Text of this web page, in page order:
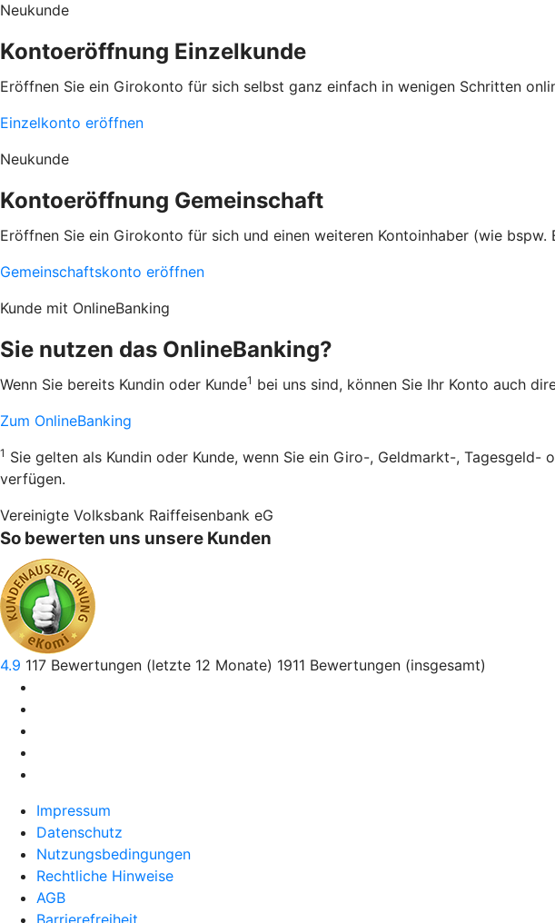
Neukunde
Kontoeröffnung Einzelkunde
Eröffnen Sie ein Girokonto für sich selbst ganz einfach in wenigen Schritten
Einzelkonto eröffnen
Neukunde
Kontoeröffnung Gemeinschaft
Eröffnen Sie ein Girokonto für sich und einen weiteren Kontoinhaber (wie
Gemeinschaftskonto eröffnen
Kunde mit OnlineBanking
Sie nutzen das OnlineBanking?
Wenn Sie bereits Kundin oder Kunde1 bei uns sind, können Sie Ihr Konto auch
Zum OnlineBanking
1 Sie gelten als Kundin oder Kunde, wenn Sie ein Giro-, Geldmarkt-,
verfügen.
Vereinigte Volksbank Raiffeisenbank eG
So bewerten uns unsere Kunden
4.9 117 Bewertungen (letzte 12 Monate) 1911 Bewertungen (insgesamt)
Impressum
Datenschutz
Nutzungsbedingungen
Rechtliche Hinweise
AGB
Barrierefreiheit